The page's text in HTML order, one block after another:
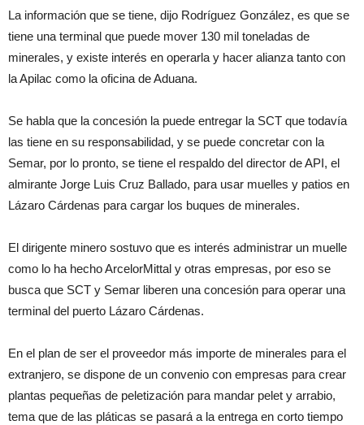
La información que se tiene, dijo Rodríguez González, es que se
tiene una terminal que puede mover 130 mil toneladas de
minerales, y existe interés en operarla y hacer alianza tanto con
la Apilac como la oficina de Aduana.
Se habla que la concesión la puede entregar la SCT que todavía
las tiene en su responsabilidad, y se puede concretar con la
Semar, por lo pronto, se tiene el respaldo del director de API, el
almirante Jorge Luis Cruz Ballado, para usar muelles y patios en
Lázaro Cárdenas para cargar los buques de minerales.
El dirigente minero sostuvo que es interés administrar un muelle
como lo ha hecho ArcelorMittal y otras empresas, por eso se
busca que SCT y Semar liberen una concesión para operar una
terminal del puerto Lázaro Cárdenas.
En el plan de ser el proveedor más importe de minerales para el
extranjero, se dispone de un convenio con empresas para crear
plantas pequeñas de peletización para mandar pelet y arrabio,
tema que de las pláticas se pasará a la entrega en corto tiempo